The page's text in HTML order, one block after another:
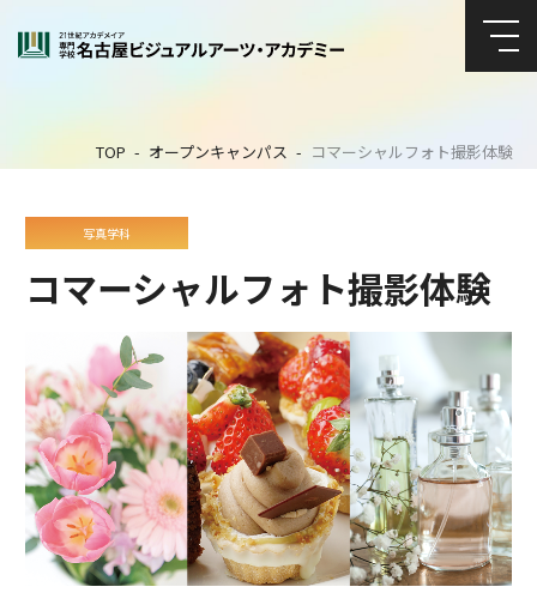
TOP オープンキャンパス コマーシャルフォト撮影体験
写真学科
コマーシャルフォト撮影体験